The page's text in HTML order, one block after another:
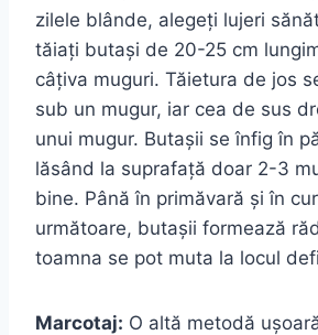
zilele blânde, alegeți lujeri
tăiați butași de 20-25 cm
câțiva muguri. Tăietura de jos
sub un mugur, iar cea de sus
unui mugur. Butașii se înfig în
lăsând la suprafață doar 2-3
bine. Până în primăvară și în
următoare, butașii formează
toamna se pot muta la locul
Marcotaj: O altă metodă